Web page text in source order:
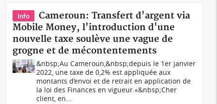
Info
Cameroun: Transfert d'argent via
Mobile Money, l'introduction d'une
nouvelle taxe soulève une vague de
grogne et de mécontentements
&nbsp;Au Cameroun,&nbsp;depuis le 1er janvier
2022, une taxe de 0,2% est appliquée aux
montants d’envoi et de retrait en application de
la loi des Finances en vigueur.«&nbsp;Cher
client, en...